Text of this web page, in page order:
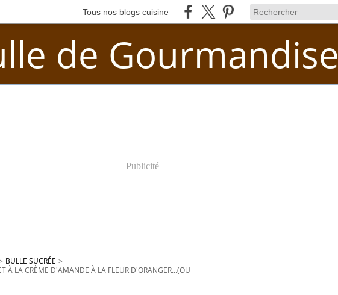
Tous nos blogs cuisine
de Gourmandise
Publicité
BULLE SUCRÉE >
À LA CRÈME D'AMANDE À LA FLEUR D'ORANGER...(OU, COMME UNE NOSTALGIE VENU D'ORIENT)